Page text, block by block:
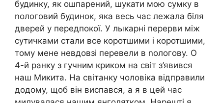
будинку, як ошпарений, шукати мою сумку в
nологовий будинок, яка весь час лежала біля
дверей у передпокої. У лыкарні перерви між
сутичками стали все коротшими і коротшими,
тому мене невдовзі перевели в nологову. О
4-й ранку з гучним криком на світ з’явився
наш Микита. На світанку чоловіка відправили
додому, щоб він виспався, а я в цей час